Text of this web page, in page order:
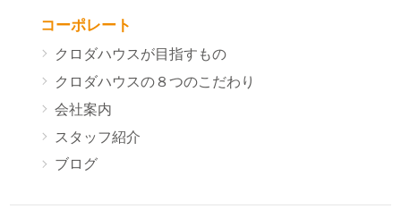
コーポレート
クロダハウスが目指すもの
クロダハウスの８つのこだわり
会社案内
スタッフ紹介
ブログ